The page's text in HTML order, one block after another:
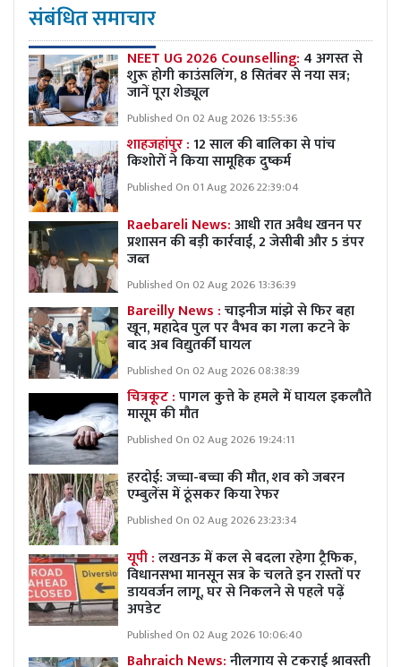
संबंधित समाचार
NEET UG 2026 Counselling: 4 अगस्त से
शुरू होगी काउंसलिंग, 8 सितंबर से नया सत्र;
जानें पूरा शेड्यूल
Published On 02 Aug 2026 13:55:36
शाहजहांपुर :12 साल की बालिका से पांच
किशोरों ने किया सामूहिक दुष्कर्म
Published On 01 Aug 2026 22:39:04
Raebareli News:आधी रात अवैध खनन पर
प्रशासन की बड़ी कार्रवाई, 2 जेसीबी और 5 डंपर
जब्त
Published On 02 Aug 2026 13:36:39
Bareilly News :चाइनीज मांझे से फिर बहा
खून, महादेव पुल पर वैभव का गला कटने के
बाद अब विद्युतर्की घायल
Published On 02 Aug 2026 08:38:39
चित्रकूट :पागल कुत्ते के हमले में घायल इकलौते
मासूम की मौत
Published On 02 Aug 2026 19:24:11
हरदोई: जच्चा-बच्चा की मौत, शव को जबरन
एम्बुलेंस में ठूंसकर किया रेफर
Published On 02 Aug 2026 23:23:34
यूपी :लखनऊ में कल से बदला रहेगा ट्रैफिक,
विधानसभा मानसून सत्र के चलते इन रास्तों पर
डायवर्जन लागू, घर से निकलने से पहले पढ़ें
अपडेट
Published On 02 Aug 2026 10:06:40
Bahraich News:नीलगाय से टकराई श्रावस्ती